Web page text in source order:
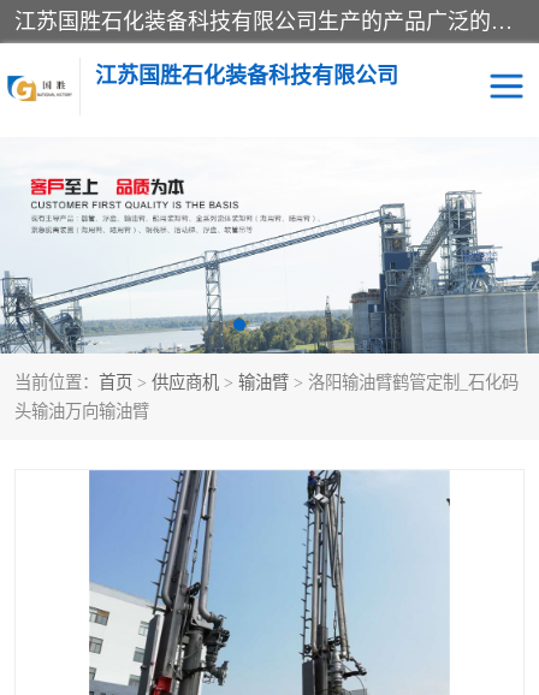
江苏国胜石化装备科技有限公司生产的产品广泛的应用于石油、石化等行业中，产品种类齐全，其中包括装卸鹤管、汽车鹤管、火车鹤管、装车鹤管、卸车鹤管、上装鹤管、下装鹤管、lng鹤管、发油鹤管、液氨鹤管、液化气鹤管等，我们生产的产品质量上乘，价格实惠，服务好，买鹤管就到国胜石化装备！
江苏国胜石化装备科技有限公司
当前位置： 首页 > 供应商机 > 输油臂 > 洛阳输油臂鹤管定制_石化码
头输油万向输油臂
输油臂 鹤管活动梯